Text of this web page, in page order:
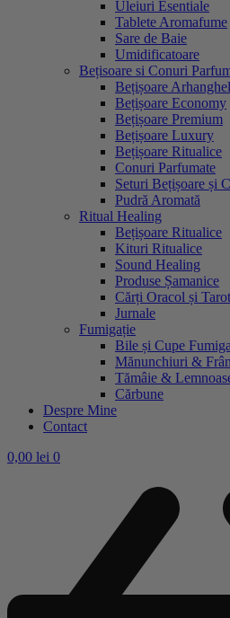
Uleiuri Esentiale
Tablete Aromafume
Sare de Baie
Umidificatoare
Bețisoare si Conuri
Bețișoare
Bețișoare Economy
Bețișoare Premium
Bețișoare Luxury
Bețișoare Ritualice
Conuri Parfumate
Seturi Bețișoare și
Pudră Aromată
Ritual Healing
Bețișoare Ritualice
Kituri Ritualice
Sound Healing
Produse Șamanice
Cărți Oracol și Tarot
Jurnale
Fumigație
Bile și Cupe
Mănunchiuri &
Tămâie &
Cărbune
Despre Mine
Contact
0,00 lei 0